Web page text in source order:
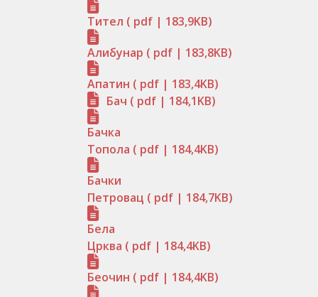
Тител ( pdf | 183,9KB)
Алибунар ( pdf | 183,8KB)
Апатин ( pdf | 183,4KB)
Бач ( pdf | 184,1KB)
Бачка
Топола ( pdf | 184,4KB)
Бачки
Петровац ( pdf | 184,7KB)
Бела
Црква ( pdf | 184,4KB)
Беочин ( pdf | 184,4KB)